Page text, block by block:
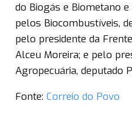
do Biogás e Biometano
pelos Biocombustíveis,
pelo presidente da
Alceu Moreira; e pelo
Agropecuária, deputado
Fonte: Correio do Povo